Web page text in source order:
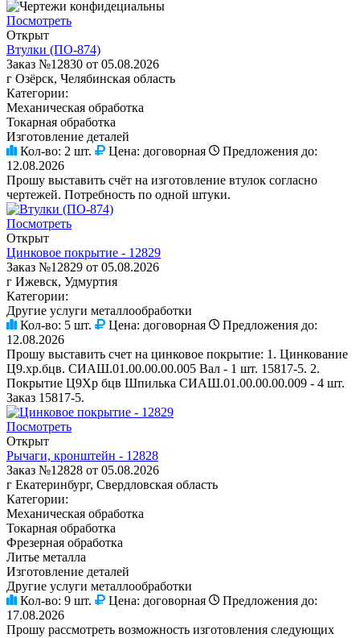
Посмотреть
Открыт
Втулки (ПО-874)
Заказ №12830 от 05.08.2026
г Озёрск, Челябинская область
Категории:
Механическая обработка
Токарная обработка
Изготовление деталей
Кол-во: 2 шт. Цена: договорная
Предложения до:
12.08.2026
Прошу выставить счёт на изготовление втулок согласно
чертежей. Потребность по одной штуки.
Посмотреть
Открыт
Цинковое покрытие - 12829
Заказ №12829 от 05.08.2026
г Ижевск, Удмуртия
Категории:
Другие услуги металлообработки
Кол-во: 5 шт. Цена: договорная
Предложения до:
12.08.2026
Прошу выставить счет на цинковое покрытие: 1. Цинкование
Ц9.хр.бцв. СИАШ.01.00.00.00.005 Вал - 1 шт. 15817-5. 2.
Покрытие Ц9Хр бцв Шпилька СИАШ.01.00.00.00.009 - 4 шт.
Заказ 15817-5.
Посмотреть
Открыт
Рычаги, кронштейн - 12828
Заказ №12828 от 05.08.2026
г Екатеринбург, Свердловская область
Категории:
Механическая обработка
Токарная обработка
Фрезерная обработка
Литье металла
Изготовление деталей
Другие услуги металлообработки
Кол-во: 9 шт. Цена: договорная
Предложения до:
17.08.2026
Прошу рассмотреть возможность изготовления следующих